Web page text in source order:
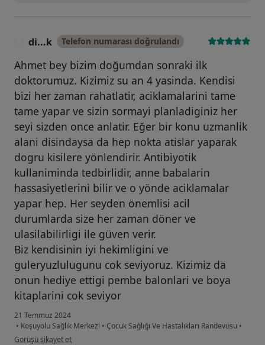
di...k Telefon numarası doğrulandı
Ahmet bey bizim doğumdan sonraki ilk
doktorumuz. Kizimiz su an 4 yasinda. Kendisi
bizi her zaman rahatlatir, aciklamalarini tame
tame yapar ve sizin sormayi planladiginiz her
seyi sizden once anlatir. Eğer bir konu uzmanlik
alani disindaysa da hep nokta atislar yaparak
dogru kisilere yönlendirir. Antibiyotik
kullaniminda tedbirlidir, anne babalarin
hassasiyetlerini bilir ve o yönde aciklamalar
yapar hep. Her seyden önemlisi acil
durumlarda size her zaman döner ve
ulasilabilirligi ile güven verir.
Biz kendisinin iyi hekimligini ve
guleryuzlulugunu cok seviyoruz. Kizimiz da
onun hediye ettigi pembe balonlari ve boya
kitaplarini cok seviyor
21 Temmuz 2024
• Koşuyolu Sağlık Merkezi • Çocuk Sağlığı Ve Hastalıkları Randevusu •
kullanıcının görüşüne göre di...k
Görüşü şikayet et